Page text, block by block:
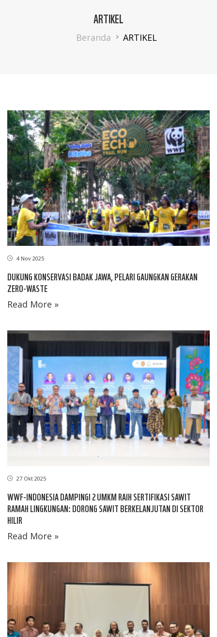
ARTIKEL
Breadcrumb
Beranda ARTIKEL
4 Nov 2025
DUKUNG KONSERVASI BADAK JAWA, PELARI GAUNGKAN GERAKAN
ZERO-WASTE
Read More »
27 Okt 2025
WWF-INDONESIA DAMPINGI 2 UMKM RAIH SERTIFIKASI SAWIT
RAMAH LINGKUNGAN: DORONG SAWIT BERKELANJUTAN DI SEKTOR
HILIR
Read More »